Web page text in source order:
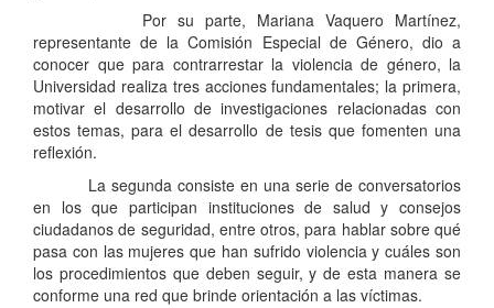
Por su parte, Mariana Vaquero Martínez,
representante de la Comisión Especial de Género, dio a
conocer que para contrarrestar la violencia de género, la
Universidad realiza tres acciones fundamentales; la primera,
motivar el desarrollo de investigaciones relacionadas con
estos temas, para el desarrollo de tesis que fomenten una
reflexión.
La segunda consiste en una serie de conversatorios
en los que participan instituciones de salud y consejos
ciudadanos de seguridad, entre otros, para hablar sobre qué
pasa con las mujeres que han sufrido violencia y cuáles son
los procedimientos que deben seguir, y de esta manera se
conforme una red que brinde orientación a las víctimas.